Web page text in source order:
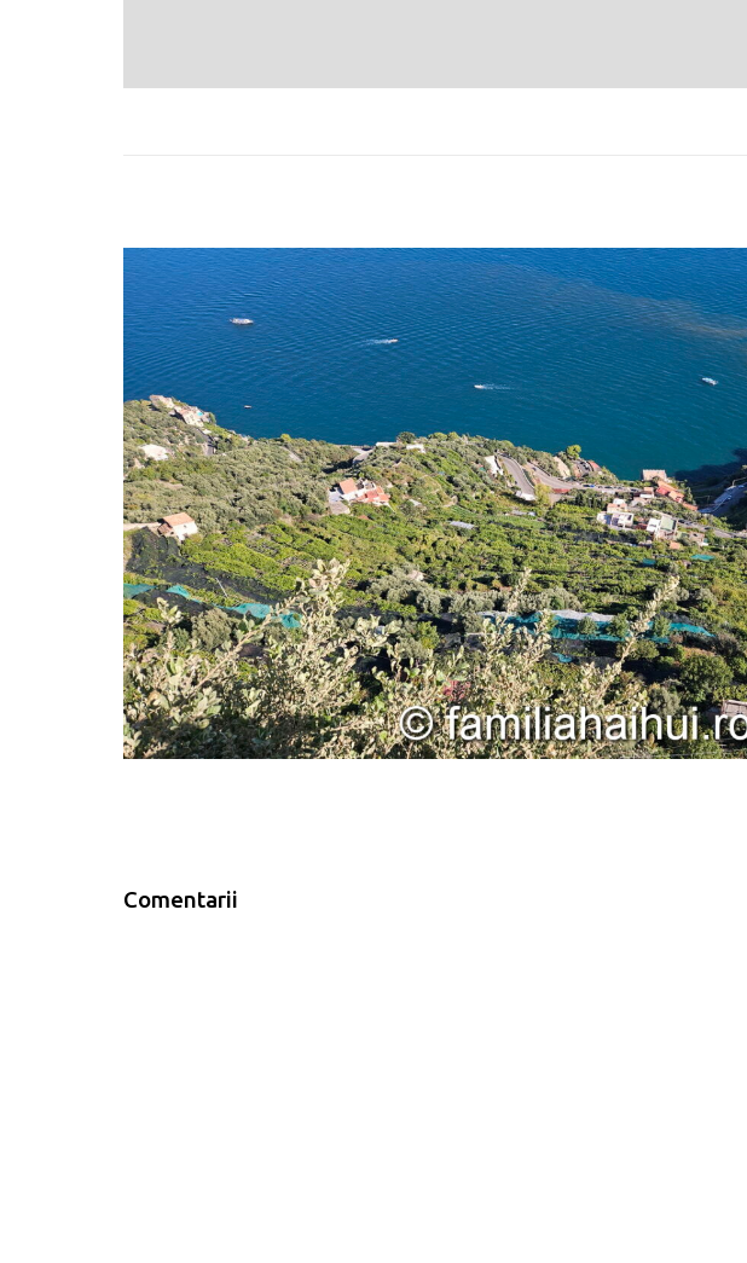
Comentarii